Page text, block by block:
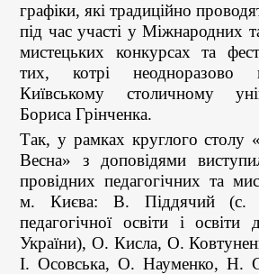
графіки, які традиційно
під час участі у Міжнародних
мистецьких конкурсах та
тих, котрі неодноразово
Київському столичному
Бориса Грінченка.
Так, у рамках круглого столу
Весна» з доповідями
провідних педагогічних та
м. Києва: В. Піддячий (с.
педагогічної освіти і
України), О. Кисла, О.
І. Осовська, О. Науменко, Н.